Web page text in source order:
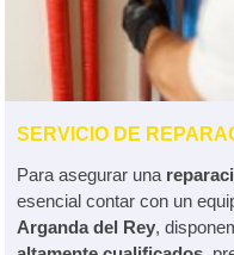
SERVICIO DE
Para asegurar una
esencial contar con un
Arganda del Rey,